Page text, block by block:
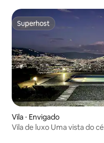
Superhost
Superhost
Vila ⋅ Envigado
Vila de luxo Uma vista do